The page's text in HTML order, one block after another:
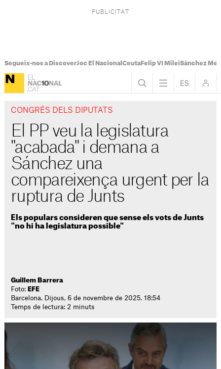
Segueix-nos a DiscoverJoc El Nacional CeutaFelip VI MileiSánchez
CONGRÉS DELS DIPUTATS
El PP veu la legislatura
"acabada" i demana a
Sánchez una
compareixença urgent per la
ruptura de Junts
Els populars consideren que sense els vots de Junts
"no hi ha legislatura possible"
Guillem Barrera
Foto: EFE
Barcelona. Dijous, 6 de novembre de 2025. 18:54
Temps de lectura: 2 minuts